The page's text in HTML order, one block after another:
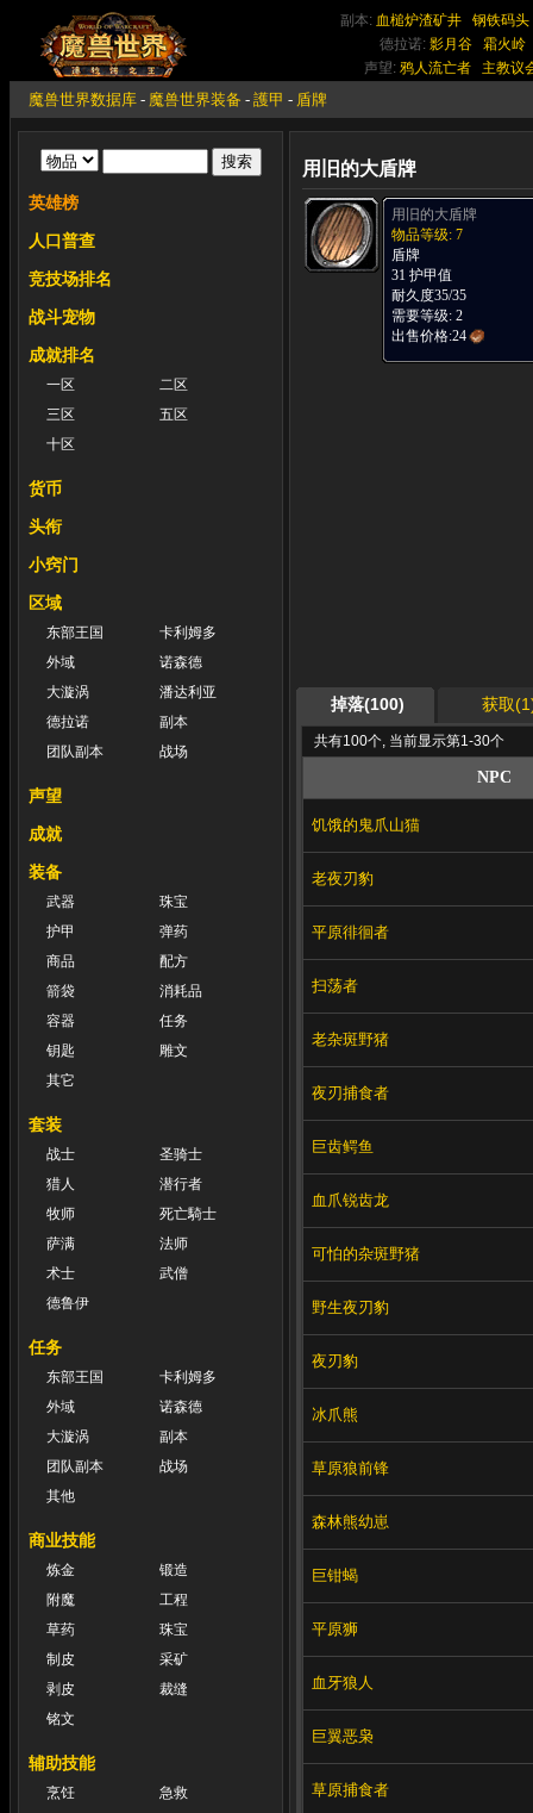
副本: 血槌炉渣矿井
钢铁码头
德拉诺: 影月谷
霜火岭
声望: 鸦人流亡者 主教议
魔兽世界数据库 - 魔兽世界装备 - 護甲 - 盾牌
英雄榜
人口普查
竞技场排名
战斗宠物
成就排名
一区
二区
三区
五区
十区
货币
头衔
小窍门
区域
东部王国
卡利姆多
外域
诺森德
大漩涡
潘达利亚
德拉诺
副本
团队副本
战场
声望
成就
装备
武器
珠宝
护甲
弹药
商品
配方
箭袋
消耗品
容器
任务
钥匙
雕文
其它
套装
战士
圣骑士
猎人
潜行者
牧师
死亡騎士
萨满
法师
术士
武僧
德鲁伊
任务
东部王国
卡利姆多
外域
诺森德
大漩涡
副本
团队副本
战场
其他
商业技能
炼金
锻造
附魔
工程
草药
珠宝
制皮
采矿
剥皮
裁缝
铭文
辅助技能
烹饪
急救
用旧的大盾牌
用旧的大盾牌
物品等级: 7
盾牌
31 护甲值
耐久度35/35
需要等级: 2
出售价格:24
掉落(100) 获取
共有100个, 当前显示第1-30个
NPC
饥饿的鬼爪山猫
老夜刃豹
平原徘徊者
扫荡者
老杂斑野猪
夜刃捕食者
巨齿鳄鱼
血爪锐齿龙
可怕的杂斑野猪
野生夜刃豹
夜刃豹
冰爪熊
草原狼前锋
森林熊幼崽
巨钳蝎
平原狮
血牙狼人
巨翼恶枭
草原捕食者